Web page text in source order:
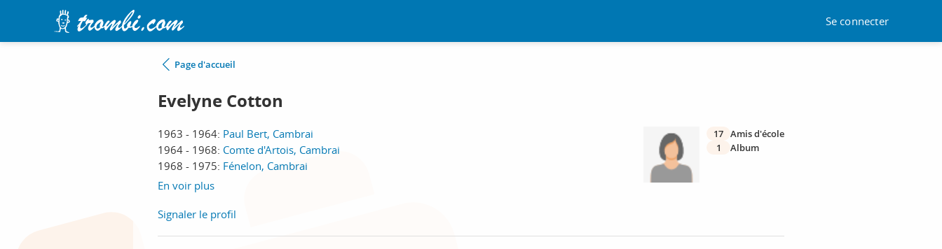
Se connecter
Page d'accueil
Evelyne Cotton
1963 - 1964: Paul Bert, Cambrai
1964 - 1968: Comte d'Artois, Cambrai
1968 - 1975: Fénelon, Cambrai
En voir plus
17 Amis d'école
1
Album
Signaler le profil